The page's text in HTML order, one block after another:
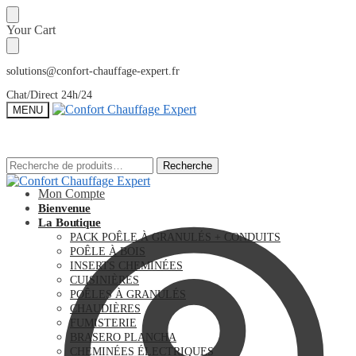
Sauter
à
la
navigation
Skip
to
content
Your Cart
solutions@confort-chauffage-expert.fr
Chat/Direct 24h/24
MENU
Recherche
pour :
Recherche
Mon Compte
Recherche
pour :
Recherche
Bienvenue
La Boutique
PACK POÊLE À GRANULÉS + CONDUITS
POÊLE À BOIS
INSERTS CHEMINÉES
CUISINIÈRES
POÊLES À GRANULÉS
CHAUDIÈRES
FUMISTERIE
BRASERO PLANCHA
CHEMINÉES ÉLECTRIQUES